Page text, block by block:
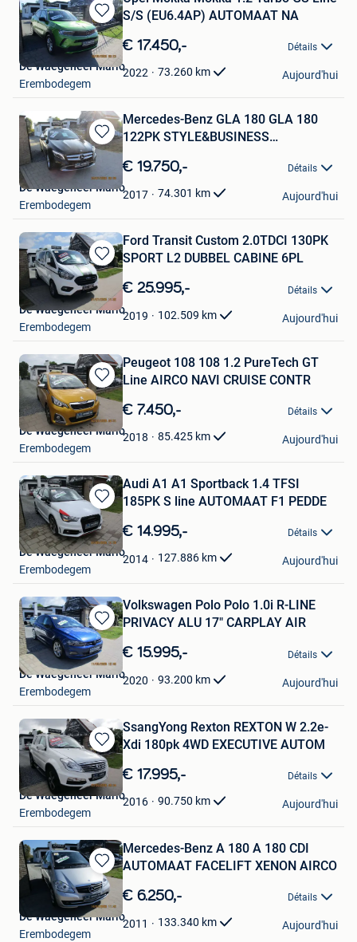
Sauvegarder
dans
Mes
Favoris
S/S (EU6.4AP) AUTOMAAT NA
€ 17.450,- Détails
2022 73.260 km
De Waegeneer Mario
Erembodegem
Aujourd'hui
Sauvegarder
dans
Mes
Favoris
Mercedes-Benz GLA 180 GLA 180
122PK STYLE&BUSINESS
€ 19.750,- Détails
2017 74.301 km
De Waegeneer Mario
Erembodegem
Aujourd'hui
Sauvegarder
dans
Mes
Favoris
Ford Transit Custom 2.0TDCI 130PK
SPORT L2 DUBBEL CABINE 6PL
€ 25.995,- Détails
2019 102.509 km
De Waegeneer Mario
Erembodegem
Aujourd'hui
Sauvegarder
dans
Mes
Favoris
Peugeot 108 108 1.2 PureTech GT
Line AIRCO NAVI CRUISE CONTR
€ 7.450,- Détails
2018 85.425 km
De Waegeneer Mario
Erembodegem
Aujourd'hui
Sauvegarder
dans
Mes
Favoris
Audi A1 A1 Sportback 1.4 TFSI
185PK S line AUTOMAAT F1 PEDDE
€ 14.995,- Détails
2014 127.886 km
De Waegeneer Mario
Erembodegem
Aujourd'hui
Sauvegarder
dans
Mes
Favoris
Volkswagen Polo Polo 1.0i R-LINE
PRIVACY ALU 17" CARPLAY AIR
€ 15.995,- Détails
2020 93.200 km
De Waegeneer Mario
Erembodegem
Aujourd'hui
Sauvegarder
dans
Mes
Favoris
SsangYong Rexton REXTON W 2.2e-
Xdi 180pk 4WD EXECUTIVE AUTOM
€ 17.995,- Détails
2016 90.750 km
De Waegeneer Mario
Erembodegem
Aujourd'hui
Sauvegarder
dans
Mes
Favoris
Mercedes-Benz A 180 A 180 CDI
AUTOMAAT FACELIFT XENON AIRCO
€ 6.250,- Détails
2011 133.340 km
De Waegeneer Mario
Erembodegem
Aujourd'hui